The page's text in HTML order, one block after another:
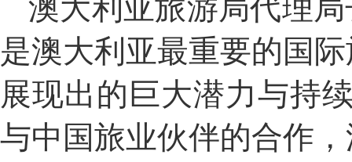
澳大利亚旅游局代理
是澳大利亚最重要的国
展现出的巨大潜力与持
与中国旅业伙伴的合作